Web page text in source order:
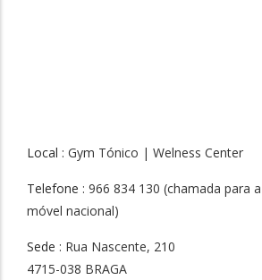
Local : Gym Tónico | Welness Center
Telefone : 966 834 130 (chamada para
móvel nacional)
Sede : Rua Nascente, 210
4715-038 BRAGA